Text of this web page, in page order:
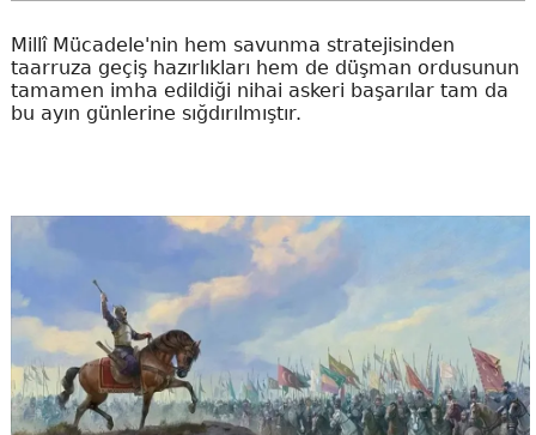
Millî Mücadele'nin hem savunma stratejisinden
taarruza geçiş hazırlıkları hem de düşman ordusunun
tamamen imha edildiği nihai askeri başarılar tam da
bu ayın günlerine sığdırılmıştır.